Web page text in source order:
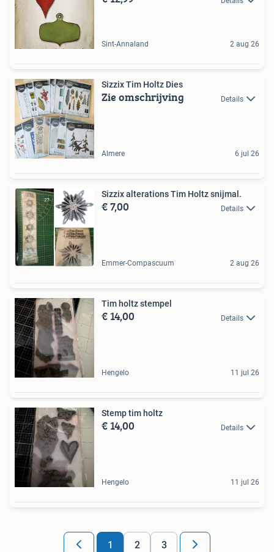
Sint-Annaland 2 aug 26
Sizzix Tim Holtz Dies
Zie omschrijving Details
Almere 6 jul 26
Sizzix alterations Tim Holtz snijmal.
€ 7,00 Details
Emmer-Compascuum 2 aug 26
Tim holtz stempel
€ 14,00 Details
Hengelo 11 jul 26
Stemp tim holtz
€ 14,00 Details
Hengelo 11 jul 26
1 2 3